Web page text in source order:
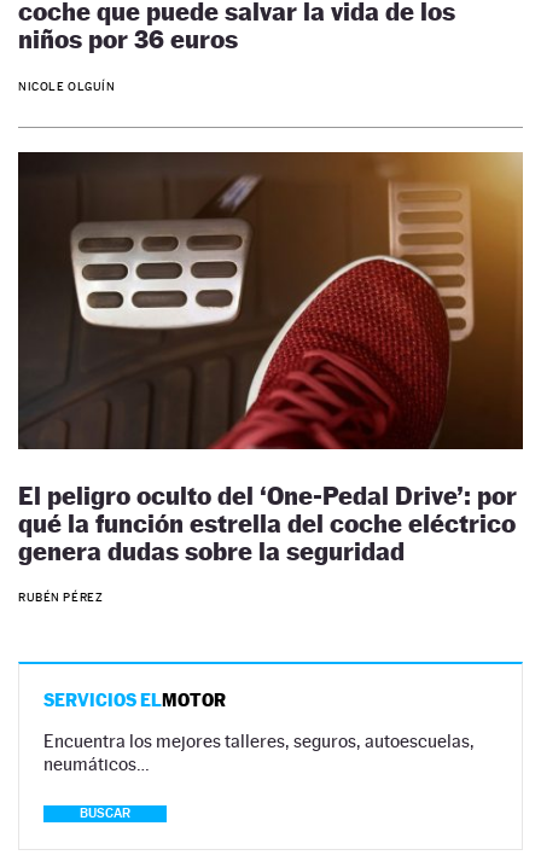
coche que puede salvar la vida de los
niños por 36 euros
NICOLE OLGUÍN
El peligro oculto del ‘One-Pedal Drive’: por
qué la función estrella del coche eléctrico
genera dudas sobre la seguridad
RUBÉN PÉREZ
SERVICIOS ELMOTOR
Encuentra los mejores talleres, seguros, autoescuelas,
neumáticos…
BUSCAR